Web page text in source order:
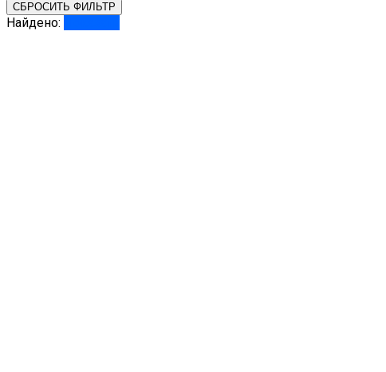
СБРОСИТЬ ФИЛЬТР
Найдено: